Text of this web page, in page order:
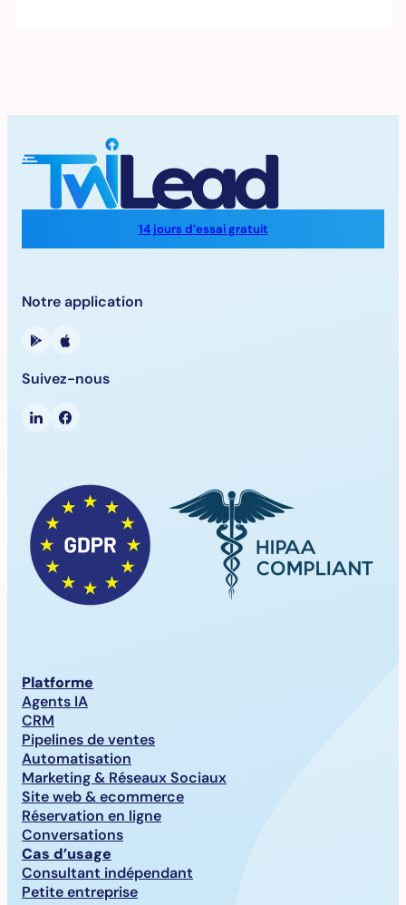
14 jours d’essai gratuit
Notre application
Suivez-nous
Platforme
Agents IA
CRM
Pipelines de ventes
Automatisation
Marketing & Réseaux Sociaux
Site web & ecommerce
Réservation en ligne
Conversations
Cas d’usage
Consultant indépendant
Petite entreprise